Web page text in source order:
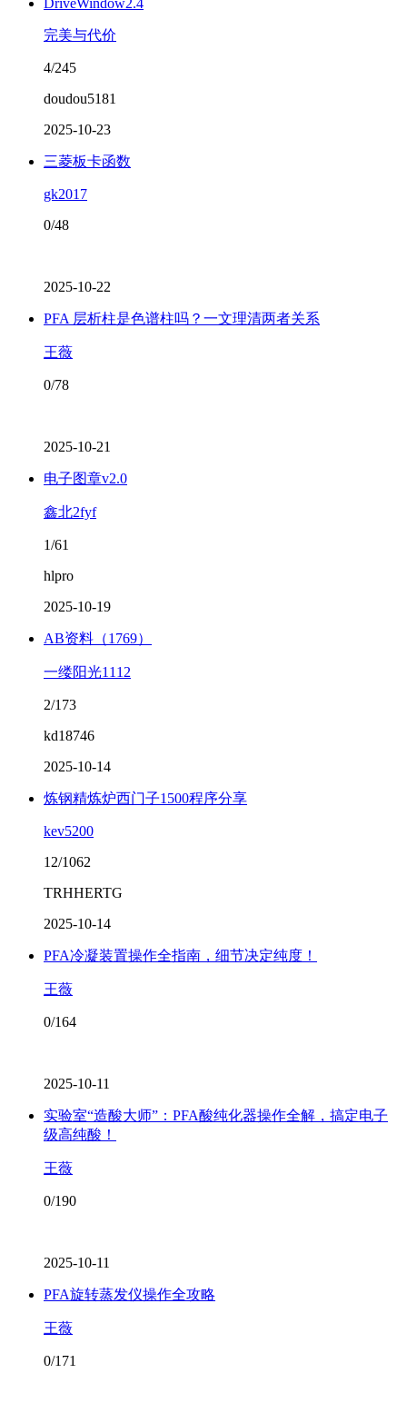
DriveWindow2.4
完美与代价
4/245
doudou5181
2025-10-23
三菱板卡函数
gk2017
0/48
2025-10-22
PFA 层析柱是色谱柱吗？一文理清两者关系
王薇
0/78
2025-10-21
电子图章v2.0
鑫北2fyf
1/61
hlpro
2025-10-19
AB资料（1769）
一缕阳光1112
2/173
kd18746
2025-10-14
炼钢精炼炉西门子1500程序分享
kev5200
12/1062
TRHHERTG
2025-10-14
PFA冷凝装置操作全指南，细节决定纯度！
王薇
0/164
2025-10-11
实验室“造酸大师”：PFA酸纯化器操作全解，搞定电子
级高纯酸！
王薇
0/190
2025-10-11
PFA旋转蒸发仪操作全攻略
王薇
0/171